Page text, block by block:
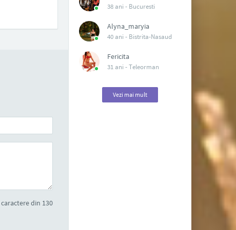
caractere din 130
38 ani - Bucuresti
Alyna_maryia
40 ani - Bistrita-Nasaud
Fericita
31 ani -Teleorman
Vezi mai mult